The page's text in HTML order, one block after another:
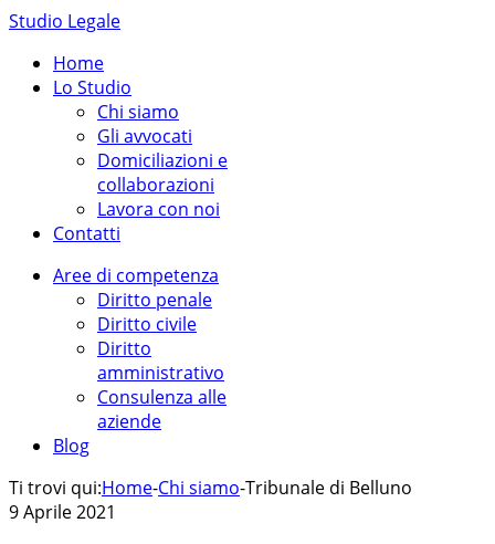
Studio Legale
Home
Lo Studio
Chi siamo
Gli avvocati
Domiciliazioni e
collaborazioni
Lavora con noi
Contatti
Aree di competenza
Diritto penale
Diritto civile
Diritto
amministrativo
Consulenza alle
aziende
Blog
Ti trovi qui:Home-Chi siamo-Tribunale di Belluno
9 Aprile 2021